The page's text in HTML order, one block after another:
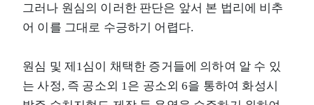
그러나 원심의 이러한 판단은 앞서 본 법리에 비추
어 이를 그대로 수긍하기 어렵다.
원심 및 제1심이 채택한 증거들에 의하여 알 수 있
는 사정, 즉 공소외 1은 공소외 6을 통하여 화성시